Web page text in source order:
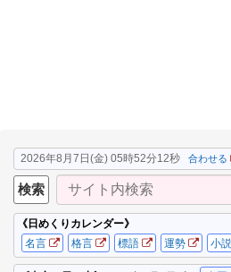
2026年8月7日(金) 05時52分13秒 合わせる